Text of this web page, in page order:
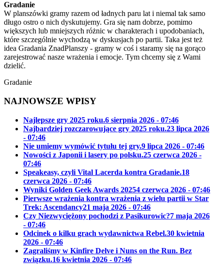
Gradanie
W planszówki gramy razem od ładnych paru lat i niemal tak samo
długo ostro o nich dyskutujemy. Gra się nam dobrze, pomimo
większych lub mniejszych różnic w charakterach i upodobaniach,
które szczególnie wychodzą w dyskusjach po partii. Taka jest też
idea Gradania ZnadPlanszy - gramy w coś i staramy się na gorąco
zarejestrować nasze wrażenia i emocje. Tym chcemy się z Wami
dzielić.
Gradanie
NAJNOWSZE WPISY
Najlepsze gry 2025 roku.6 sierpnia 2026 - 07:46
Najbardziej rozczarowujące gry 2025 roku.23 lipca 2026
- 07:46
Nie umiemy wymówić tytułu tej gry.9 lipca 2026 - 07:46
Nowości z Japonii i lasery po polsku.25 czerwca 2026 -
07:46
Speakeasy, czyli Vital Lacerda kontra Gradanie.18
czerwca 2026 - 07:46
Wyniki Golden Geek Awards 20254 czerwca 2026 - 07:46
Pierwsze wrażenia kontra wrażenia z wielu partii w Star
Trek: Ascendancy21 maja 2026 - 07:46
Czy Niezwyciężony pochodzi z Pasikurowic?7 maja 2026
- 07:46
Odcinek o kilku grach wydawnictwa Rebel.30 kwietnia
2026 - 07:46
Zagraliśmy w Kinfire Delve i Nuns on the Run. Bez
związku.16 kwietnia 2026 - 07:46